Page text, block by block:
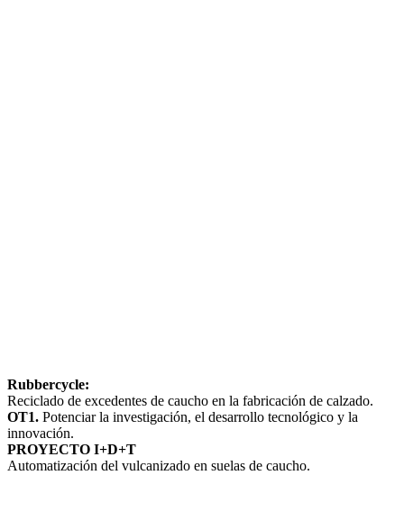
Rubbercycle:
Reciclado de excedentes de caucho en la fabricación de calzado.
OT1. Potenciar la investigación, el desarrollo tecnológico y la
innovación.
PROYECTO I+D+T
Automatización del vulcanizado en suelas de caucho.